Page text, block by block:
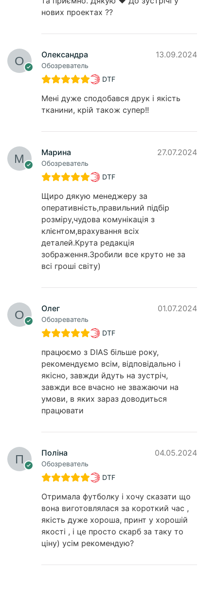
нових проектах ??
Олександра
Обозреватель
13.09.2024
DTF
Мені дуже сподобався друк і якість
тканини, крій також супер!!
Марина
Обозреватель
27.07.2024
DTF
Щиро дякую менеджеру за
оперативність,правильний підбір
розміру,чудова комунікація з
клієнтом,врахування всіх
деталей.Крута редакція
зображення.Зробили все круто не за
всі гроші світу)
Олег
Обозреватель
01.07.2024
DTF
працюємо з DIAS більше року,
рекомендуємо всім, відповідально і
якісно, завжди йдуть на зустріч,
завжди все вчасно не зважаючи на
умови, в яких зараз доводиться
працювати
Поліна
Обозреватель
04.05.2024
DTF
Отримала футболку і хочу сказати що
вона виготовлялася за короткий час ,
якість дуже хороша, принт у хорошій
якості , і це просто скарб за таку то
ціну) усім рекомендую?